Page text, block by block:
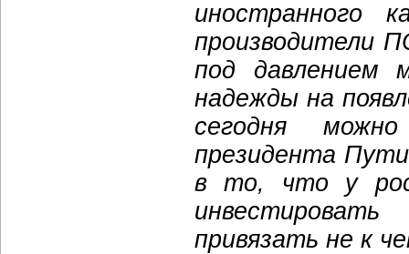
иностранного
производители
под давлением
надежды на
сегодня
президента
в то, что у
привязать не к